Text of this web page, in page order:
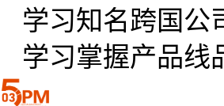
学习知名跨国公
学习掌握产品线